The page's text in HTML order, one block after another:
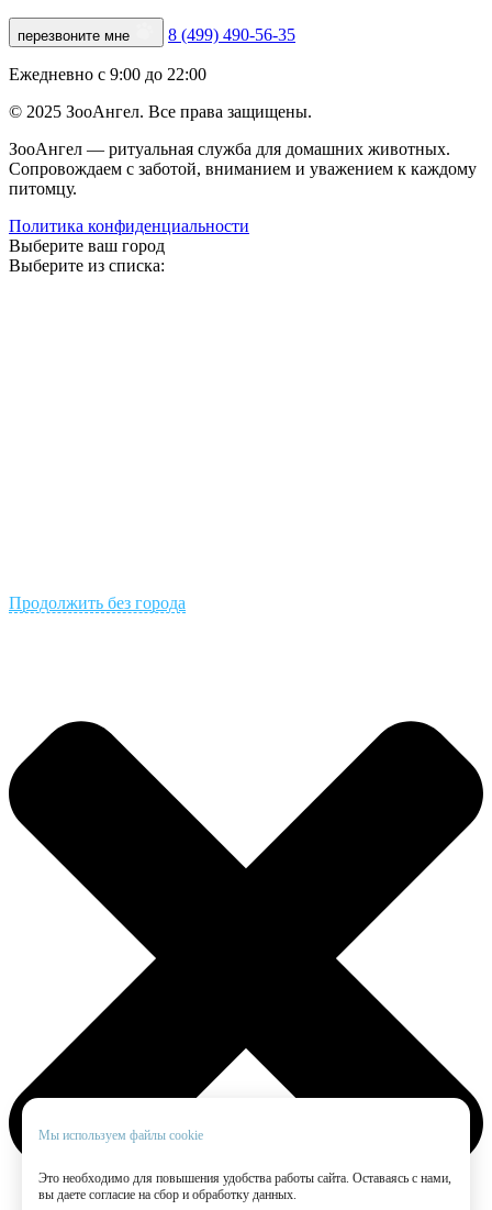
Мы используем файлы cookie
Это необходимо для повышения удобства работы сайта. Оставаясь с нами,
вы даете согласие на сбор и обработку данных.
перезвоните мне 8 (499) 490-56-35
Ежедневно с 9:00 до 22:00
© 2025 ЗооАнгел. Все права защищены.
ЗооАнгел — ритуальная служба для домашних животных.
Сопровождаем с заботой, вниманием и уважением к каждому
питомцу.
Политика конфиденциальности
Выберите ваш город
Выберите из списка:
Продолжить без города